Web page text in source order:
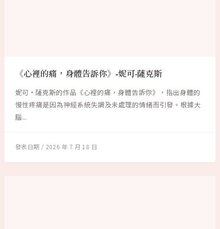
《心裡的痛，身體告訴你》-妮可·薩克斯
妮可·薩克斯的作品《心裡的痛，身體告訴你》，指出身體的
慢性疼痛是因為神經系統失調及未處理的情緒而引發。根據大
腦...
2026 年 7 月 18 日